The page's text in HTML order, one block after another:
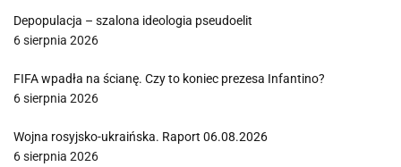
Depopulacja – szalona ideologia pseudoelit
6 sierpnia 2026
FIFA wpadła na ścianę. Czy to koniec prezesa Infantino?
6 sierpnia 2026
Wojna rosyjsko-ukraińska. Raport 06.08.2026
6 sierpnia 2026